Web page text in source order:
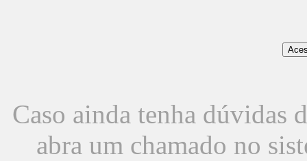
Caso ainda tenha dúvidas
abra um chamado no